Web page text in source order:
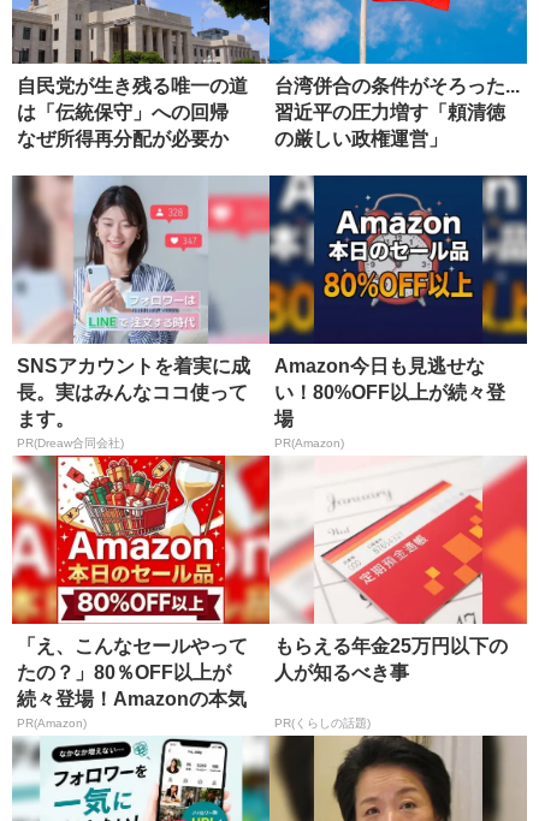
自民党が生き残る唯一の道
は「伝統保守」への回帰
なぜ所得再分配が必要か
台湾併合の条件がそろった...
習近平の圧力増す「頼清徳
の厳しい政権運営」
SNSアカウントを着実に成
長。実はみんなココ使って
ます。
PR(Dreaw合同会社)
Amazon今日も見逃せな
い！80%OFF以上が続々登
場
PR(Amazon)
「え、こんなセールやって
たの？」80％OFF以上が
続々登場！Amazonの本気
が...
PR(Amazon)
もらえる年金25万円以下の
人が知るべき事
PR(くらしの話題)